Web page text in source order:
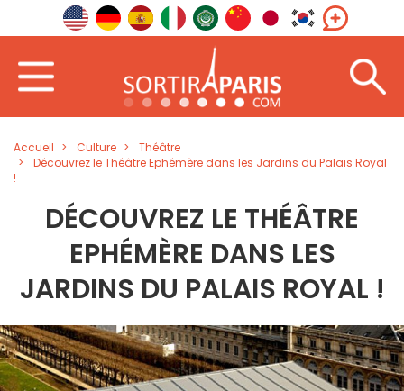
Accueil Culture
Théâtre
Découvrez le Théâtre Ephémère dans les Jardins du Palais Royal
!
DÉCOUVREZ LE THÉÂTRE
EPHÉMÈRE DANS LES
JARDINS DU PALAIS ROYAL !